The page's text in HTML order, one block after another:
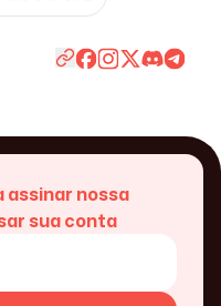
assinar nossa
sua conta